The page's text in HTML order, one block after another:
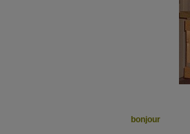
bonjour